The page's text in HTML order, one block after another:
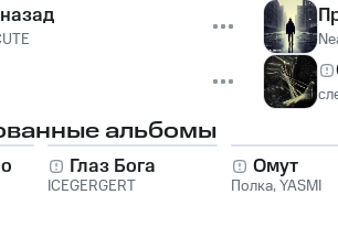
альбомы
Глаз Бога
ICEGERGERT
Омут
Полка,YASMI